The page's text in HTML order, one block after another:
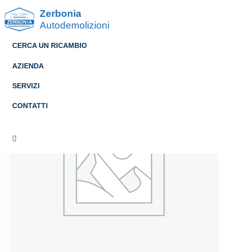
Zerbonia
Autodemolizioni
CERCA UN RICAMBIO
AZIENDA
SERVIZI
CONTATTI